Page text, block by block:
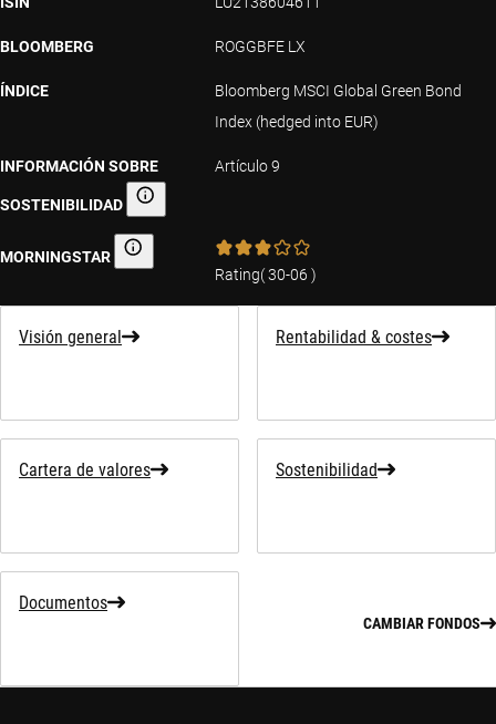
BLOOMBERG ROGGBFE LX
ÍNDICE
Bloomberg MSCI Global Green Bond
Index (hedged into EUR)
INFORMACIÓN SOBRE
SOSTENIBILIDAD Información sobre sostenibilidad
Artículo 9
MORNINGSTAR Morningstar
Rating(30-06 )
Visión general Rentabilidad & costes
Cartera de valores Sostenibilidad
Documentos
CAMBIAR FONDOS